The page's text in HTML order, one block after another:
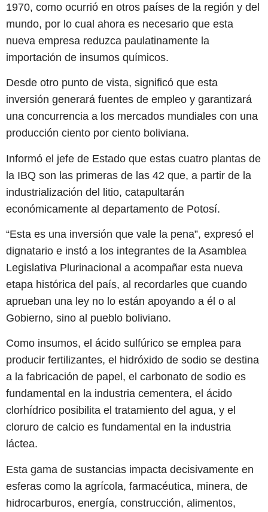
1970, como ocurrió en otros países de la región y del
mundo, por lo cual ahora es necesario que esta
nueva empresa reduzca paulatinamente la
importación de insumos químicos.
Desde otro punto de vista, significó que esta
inversión generará fuentes de empleo y garantizará
una concurrencia a los mercados mundiales con una
producción ciento por ciento boliviana.
Informó el jefe de Estado que estas cuatro plantas de
la IBQ son las primeras de las 42 que, a partir de la
industrialización del litio, catapultarán
económicamente al departamento de Potosí.
“Esta es una inversión que vale la pena”, expresó el
dignatario e instó a los integrantes de la Asamblea
Legislativa Plurinacional a acompañar esta nueva
etapa histórica del país, al recordarles que cuando
aprueban una ley no lo están apoyando a él o al
Gobierno, sino al pueblo boliviano.
Como insumos, el ácido sulfúrico se emplea para
producir fertilizantes, el hidróxido de sodio se destina
a la fabricación de papel, el carbonato de sodio es
fundamental en la industria cementera, el ácido
clorhídrico posibilita el tratamiento del agua, y el
cloruro de calcio es fundamental en la industria
láctea.
Esta gama de sustancias impacta decisivamente en
esferas como la agrícola, farmacéutica, minera, de
hidrocarburos, energía, construcción, alimentos,